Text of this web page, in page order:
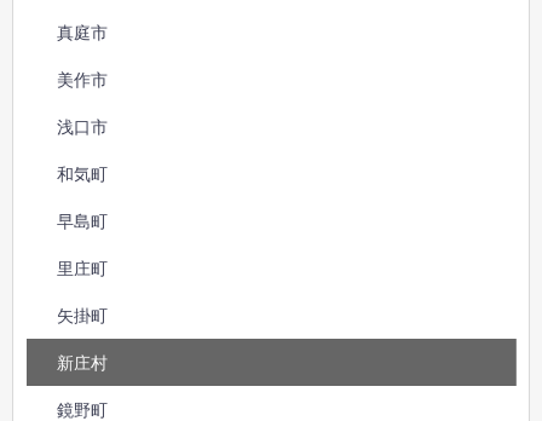
真庭市
美作市
浅口市
和気町
早島町
里庄町
矢掛町
新庄村
鏡野町